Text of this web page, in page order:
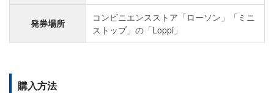
発券場所
コンビニエンスストア「ローソン」「ミニ
ストップ」の「Loppi」
購入方法